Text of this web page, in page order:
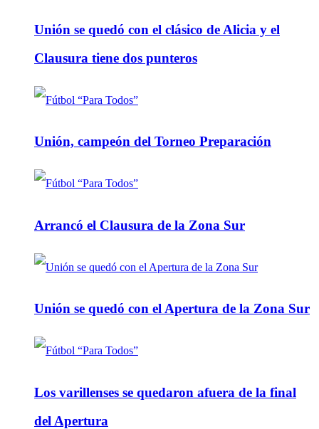
Unión se quedó con el clásico de Alicia y el
Clausura tiene dos punteros
Unión, campeón del Torneo Preparación
Arrancó el Clausura de la Zona Sur
Unión se quedó con el Apertura de la Zona Sur
Los varillenses se quedaron afuera de la final
del Apertura